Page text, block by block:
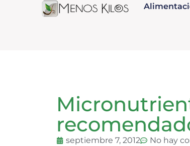
septiembre 7, 2012 No hay